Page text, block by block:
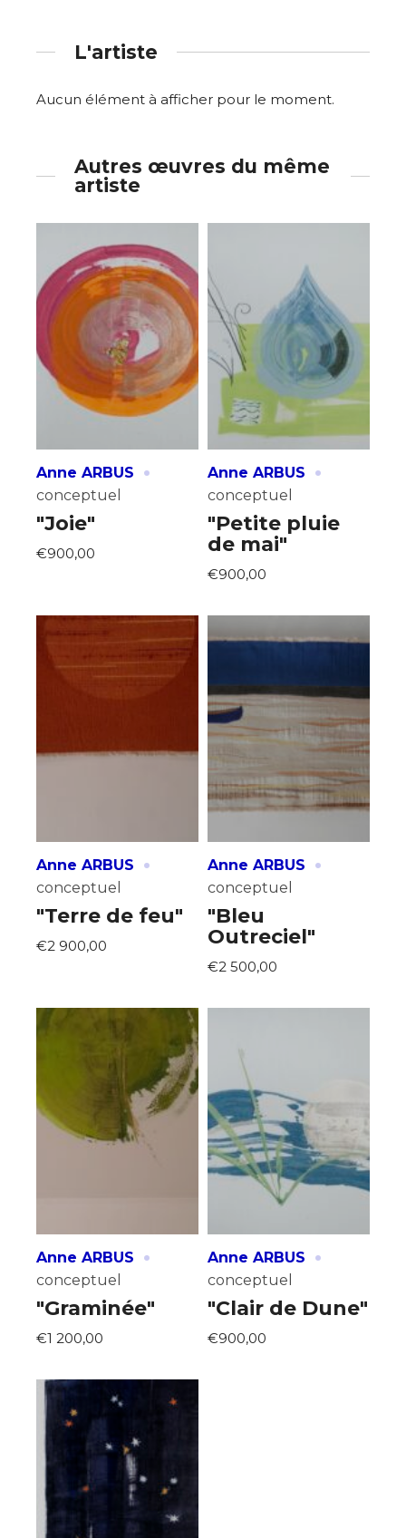
L'artiste
Aucun élément à afficher pour le moment.
Autres œuvres du même
artiste
Anne ARBUS ·
conceptuel
"Joie"
€900,00
Anne ARBUS ·
conceptuel
"Petite pluie
de mai"
€900,00
Anne ARBUS ·
conceptuel
"Terre de feu"
€2 900,00
Anne ARBUS ·
conceptuel
"Bleu
Outreciel"
€2 500,00
Anne ARBUS ·
conceptuel
"Graminée"
€1 200,00
Anne ARBUS ·
conceptuel
"Clair de Dune"
€900,00